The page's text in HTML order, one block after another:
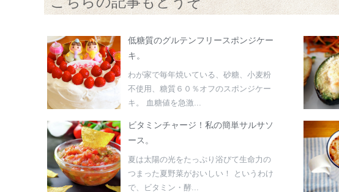
低糖質のグルテンフリースポンジケー
キ。
わが家で毎年焼いている、砂糖、小麦粉
不使用、糖質６０％オフのスポンジケー
キ。 血糖値を急激...
ビタミンチャージ！私の簡単サルサソ
ース。
夏は太陽の光をたっぷり浴びて生命力の
つまった夏野菜がおいしい！ というわけ
で、ビタミン・酵...